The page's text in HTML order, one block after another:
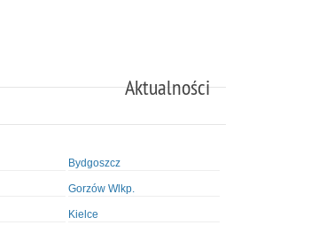
Aktualności
Bydgoszcz
Gorzów Wlkp.
Kielce